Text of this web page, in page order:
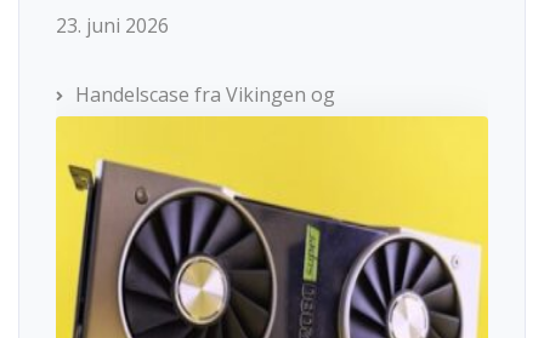
23. juni 2026
Handelscase fra Vikingen og